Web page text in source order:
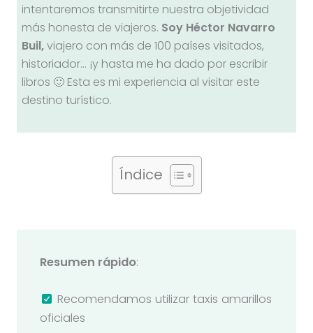
intentaremos transmitirte nuestra objetividad
más honesta de viajeros. Soy Héctor Navarro
Buil,viajero con más de 100 países visitados,
historiador… ¡y hasta me ha dado por escribir
libros 🙂 Esta es mi experiencia al visitar este
destino turístico.
Índice
Resumen rápido:
Recomendamos utilizar taxis amarillos
oficiales